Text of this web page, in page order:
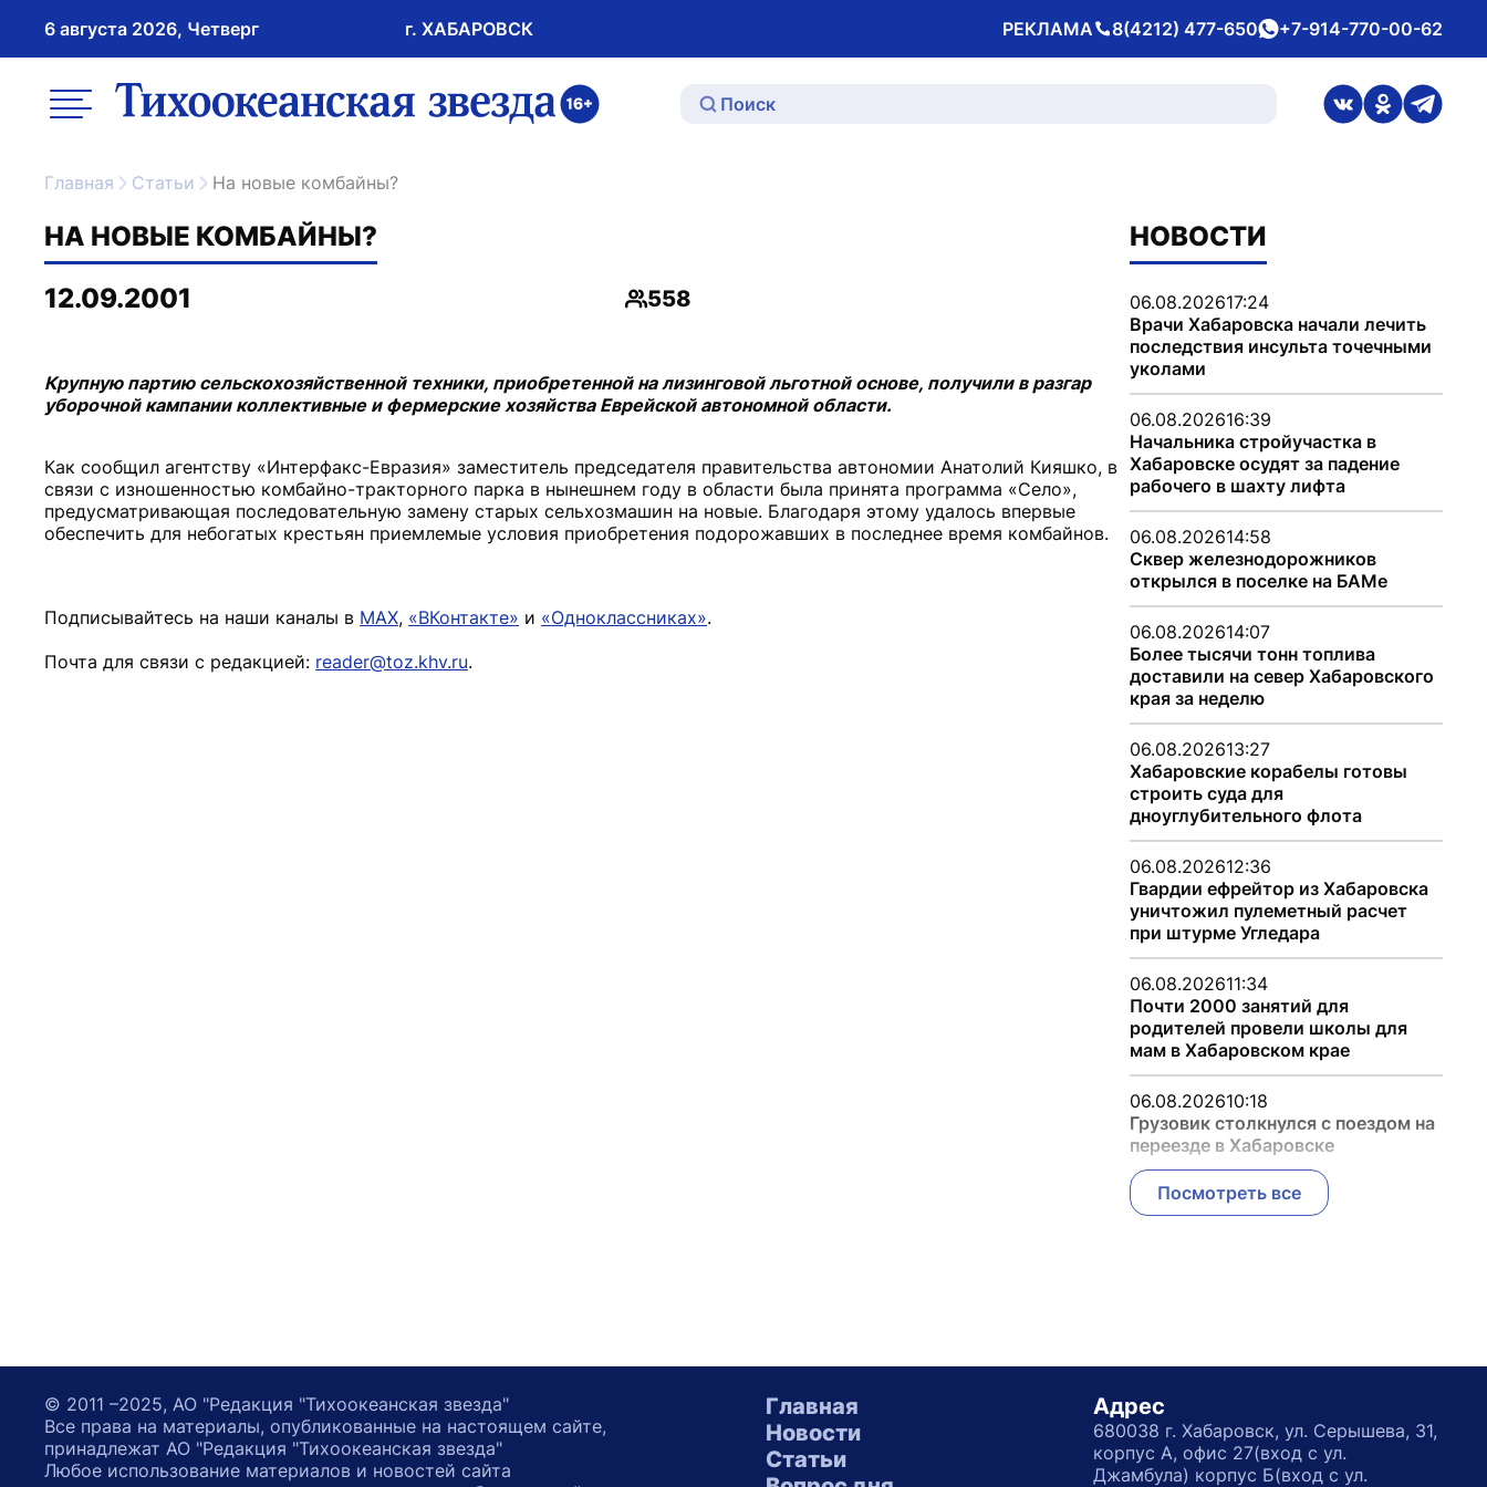
6 августа 2026, Четверг г. ХАБАРОВСК РЕКЛАМА
Телефон 8(4212) 477-650whatsApp
+7-914-770-00-62
меню ссылка на главную
ссылка на
ссылка на
Главная Статьи На новые комбайны?
НА НОВЫЕ КОМБАЙНЫ?
12.09.2001
Просмотры
558
Крупную партию сельскохозяйственной техники, приобретенной на лизинговой льготной основе, получили в разгар
уборочной кампании коллективные и фермерские хозяйства Еврейской автономной области.
Как сообщил агентству «Интерфакс-Евразия» заместитель председателя правительства автономии Анатолий Кияшко, в
связи с изношенностью комбайно-тракторного парка в нынешнем году в области была принята программа «Село»,
предусматривающая последовательную замену старых сельхозмашин на новые. Благодаря этому удалось впервые
обеспечить для небогатых крестьян приемлемые условия приобретения подорожавших в последнее время комбайнов.
Подписывайтесь на наши каналы в MAX, «ВКонтакте» и «Одноклассниках».
Почта для связи с редакцией: reader@toz.khv.ru.
НОВОСТИ
06.08.202617:24
Врачи Хабаровска начали лечить
последствия инсульта точечными
уколами
06.08.202616:39
Начальника стройучастка в
Хабаровске осудят за падение
рабочего в шахту лифта
06.08.202614:58
Сквер железнодорожников
открылся в поселке на БАМе
06.08.202614:07
Более тысячи тонн топлива
доставили на север Хабаровского
края за неделю
06.08.202613:27
Хабаровские корабелы готовы
строить суда для
дноуглубительного флота
06.08.202612:36
Гвардии ефрейтор из Хабаровска
уничтожил пулеметный расчет
при штурме Угледара
06.08.202611:34
Почти 2000 занятий для
родителей провели школы для
мам в Хабаровском крае
06.08.202610:18
Грузовик столкнулся с поездом на
переезде в Хабаровске
Посмотреть все
Главная
Новости
Статьи
Адрес
680038 г. Хабаровск, ул. Серышева, 31,
корпус А, офис 27(вход с ул.
Джамбула) корпус Б(вход с ул.
© 2011 –2025, АО "Редакция "Тихоокеанская звезда"
Все права на материалы, опубликованные на настоящем сайте,
принадлежат АО "Редакция "Тихоокеанская звезда"
Любое использование материалов и новостей сайта